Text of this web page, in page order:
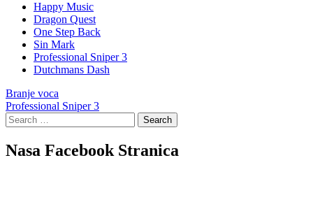
Happy Music
Dragon Quest
One Step Back
Sin Mark
Professional Sniper 3
Dutchmans Dash
Post
navigation
Branje voca
Professional Sniper 3
Search
for:
Nasa Facebook Stranica